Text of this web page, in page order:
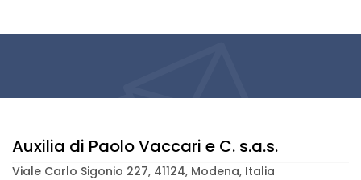
Auxilia di Paolo Vaccari e C. s.a.s.
Viale Carlo Sigonio 227, 41124, Modena, Italia